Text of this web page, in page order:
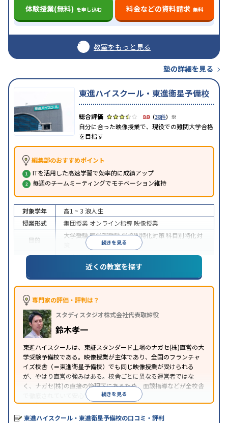
体験授業(無料) を申し込む 料金などの資料請求 無料
教室をもっと見る
塾の詳細を見る
東進ハイスクール・東進衛星予備校
3.8（38件） ※
自分に合った映像授業で、現役での難関大学合格
を目指す
編集部のおすすめポイント
ITを活用した高速学習で効率的に成績アップ
毎週のチームミーティングでモチベーション維持
続きを見る
対象学年 高1 ~ 3 浪人生
授業形式
集団授業 オンライン指導映像授業
目的
大学受験医学部受験学校別特化対策科目別特化対
特待生・奨学金制度あり授業の振替可能学習に
PC・タブレットを利用1科目から受講可能
習のみの受講可
※2024年6月調査。大学受験塾・予備校のアンケート調査方法を参照
近くの教室を探す
専門家の評価・評判は？
スタディスタジオ株式会社代表取締役
鈴木孝一
東進ハイスクールは、東証スタンダード上場のナガセ(株)直営の大
学受験予備校である。映像授業が主体であり、全国のフランチャ
イズ校舎（＝東進衛星予備校）でも同じ映像授業が受けられる
が、やはり直営の強みはある。校舎ごとに異なる運営者ではな
く、ナガセ(株)の直接の管理下にあるため、面談指導などが全校舎
で徹底されていて安心できる。
東進衛星予備校は、運営会社により指導方針や校舎のルールが異
なる。体験授業では、授業のみで判断するのではなく、担当者や
続きを見る
東進ハイスクール・東進衛星予備校の口コミ・評判